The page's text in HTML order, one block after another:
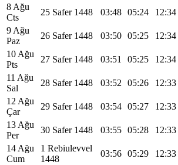
8 Ağu
Cts
25 Safer 1448 03:48 05:24 12:34
9 Ağu
Paz
26 Safer 1448 03:50 05:25 12:34
10 Ağu
Pts
27 Safer 1448 03:51 05:25 12:34
11 Ağu
Sal
28 Safer 1448 03:52 05:26 12:33
12 Ağu
Çar
29 Safer 1448 03:54 05:27 12:33
13 Ağu
Per
30 Safer 1448 03:55 05:28 12:33
14 Ağu
Cum
1 Rebiulevvel
1448
03:56 05:29 12:33